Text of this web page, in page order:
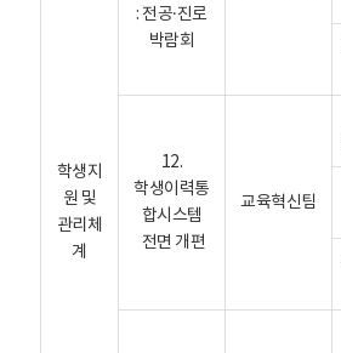
학생지
원 및
관리체
계
: 전공·진로
박람회
12.
학생이력통
합시스템
전면 개편
교육혁신팀